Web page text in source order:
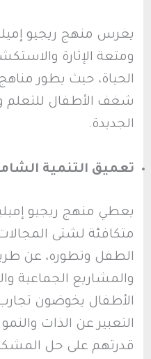
يغرس منهج ريجيو
ومتعة الإثارة
الحياة، حيث يطور
شغف الأطفال للتعلم
الجديدة.
تعميق التنمية
يعطي منهج ريجيو
متكافئة لشتى
الطفل وتطوره، عن
والمشاريع الجماعية
الأطفال يخوضون
التعبير عن الذات
قدرتهم على حل